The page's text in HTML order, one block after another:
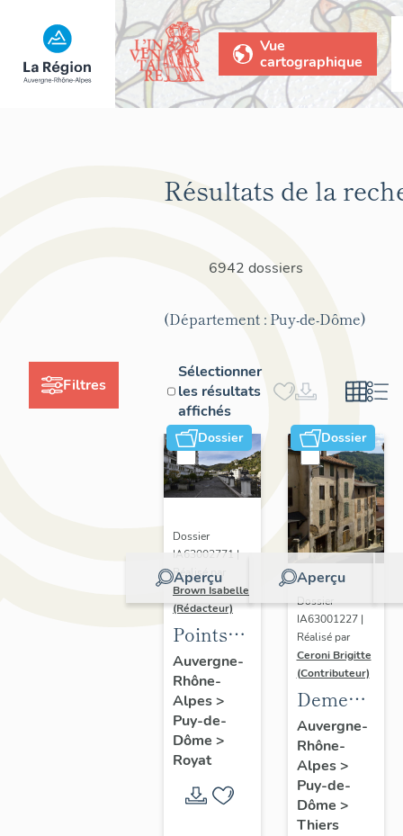
Vue
cartographique
Filtres
Résultats de la
6942 dossiers
(Département : Puy-de-Dôme)
Sélectionner
les résultats
affichés
Dossier
Aperçu
Dossier
IA63002771 |
Réalisé par
Brown Isabelle
(Rédacteur)
Points
de vue
sur le
paysage
thermal
Auvergne-
Rhône-
Alpes>
Puy-de-
Dôme >
Royat
Dossier
Aperçu
Dossier
IA63001227 |
Réalisé par
Ceroni Brigitte
(Contributeur)
Demeures
en site
de pente
Auvergne-
Rhône-
Alpes>
Puy-de-
Dôme >
Thiers